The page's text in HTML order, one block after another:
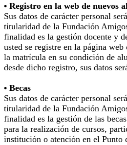
• Registro en la web de nuevos
Sus datos de carácter personal
titularidad de la Fundación
finalidad es la gestión docente y
usted se registre en la página
la matrícula en su condición de
desde dicho registro, sus datos
• Becas
Sus datos de carácter personal
titularidad de la Fundación
finalidad es la gestión de las
para la realización de cursos,
institución o atención en el Punto